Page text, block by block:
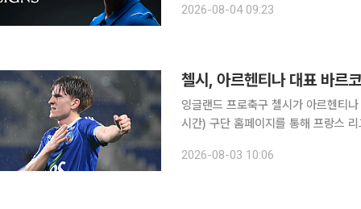
발표했다. 헨더슨은 고향 팀 선덜
2026-08-04 09:23
첼시, 아르헨티나 대표 바
잉글랜드 프로축구 첼시가 아르헨티나 국가
시간) 구단 홈페이지를 통해 프랑스
2026-08-03 10:06